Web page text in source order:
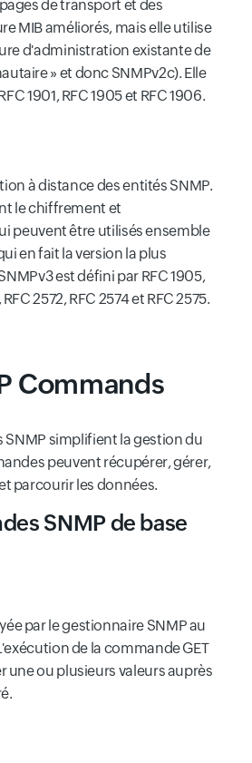
de transport et des
MIB améliorés, mais elle utilise
d'administration existante de
» et donc SNMPv2c). Elle
1901, RFC 1905 et RFC 1906.
à distance des entités SNMP.
le chiffrement et
peuvent être utilisés ensemble
en fait la version la plus
est défini par RFC 1905,
2572, RFC 2574 et RFC 2575.
Commands
SNMP simplifient la gestion du
peuvent récupérer, gérer,
parcourir les données.
SNMP de base
par le gestionnaire SNMP au
de la commande GET
une ou plusieurs valeurs auprès